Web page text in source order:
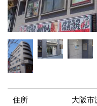
住所 大阪